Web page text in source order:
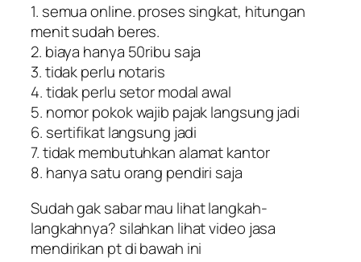
1. semua online. proses singkat, hitungan
menit sudah beres.
2. biaya hanya 50ribu saja
3. tidak perlu notaris
4. tidak perlu setor modal awal
5. nomor pokok wajib pajak langsung jadi
6. sertifikat langsung jadi
7. tidak membutuhkan alamat kantor
8. hanya satu orang pendiri saja
Sudah gak sabar mau lihat langkah-
langkahnya? silahkan lihat video jasa
mendirikan pt di bawah ini